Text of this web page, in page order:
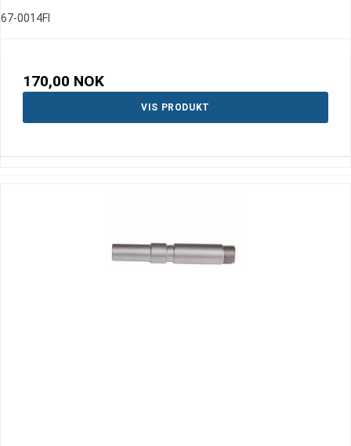
67-0014FI
170,00 NOK
VIS PRODUKT